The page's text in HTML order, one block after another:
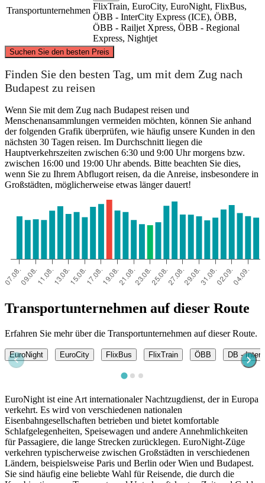
Transportunternehmen FlixTrain, EuroCity, EuroNight, FlixBus,
ÖBB - InterCity Express (ICE), ÖBB,
ÖBB - Railjet Xpress, ÖBB - Regional
Express, Nightjet
Suchen Sie den besten Preis
Dortmund
Budapest
©CARTO
Finden Sie den besten Tag, um mit dem Zug nach
Budapest zu reisen
Wenn Sie mit dem Zug nach Budapest reisen und
Menschenansammlungen vermeiden möchten, können Sie anhand
der folgenden Grafik überprüfen, wie häufig unsere Kunden in den
nächsten 30 Tagen reisen. Im Durchschnitt liegen die
Hauptverkehrszeiten zwischen 6:30 und 9:00 Uhr morgens bzw.
zwischen 16:00 und 19:00 Uhr abends. Bitte beachten Sie dies,
wenn Sie zu Ihrem Abflugort reisen, da die Anreise, insbesondere in
Großstädten, möglicherweise etwas länger dauert!
Transportunternehmen auf dieser Route
Erfahren Sie mehr über die Transportunternehmen auf dieser Route.
EuroNight EuroCity FlixBus FlixTrain ÖBB DB -
EuroNight ist eine Art internationaler Nachtzugdienst, der in Europa
verkehrt. Es wird von verschiedenen nationalen
Eisenbahngesellschaften betrieben und bietet komfortable
Schlafgelegenheiten, Speisewagen und andere Annehmlichkeiten
für Passagiere, die lange Strecken zurücklegen. EuroNight-Züge
verkehren typischerweise zwischen Großstädten in verschiedenen
Ländern, beispielsweise Paris und Berlin oder Wien und Budapest.
Sie sind häufig eine beliebte Wahl für Reisende, die durch die